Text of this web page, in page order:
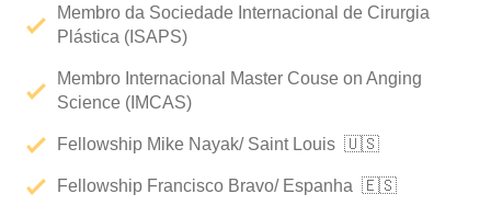
Membro da Sociedade Internacional de Cirurgia
Plástica (ISAPS)
Membro Internacional Master Couse on Anging
Science (IMCAS)
Fellowship Mike Nayak/ Saint Louis 🇺🇸
Fellowship Francisco Bravo/ Espanha 🇪🇸